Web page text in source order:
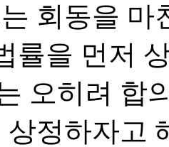
회동을
률을 먼저
오히려 합
상정하자고